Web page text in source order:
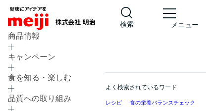
検索 メニュー
商品情報
キャンペーン
食を知る・楽しむ
品質への取り組み
よく検索されているワード
レシピ 食の栄養バランスチェック